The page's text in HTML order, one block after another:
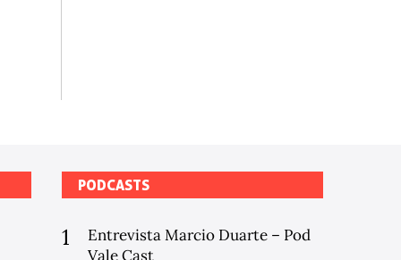
PODCASTS
1
Entrevista Marcio Duarte – Pod
Vale Cast